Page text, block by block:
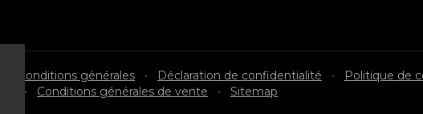
Conditions générales • Déclaration de confidentialité •
Politique de
•
Conditions générales de vente • Sitemap